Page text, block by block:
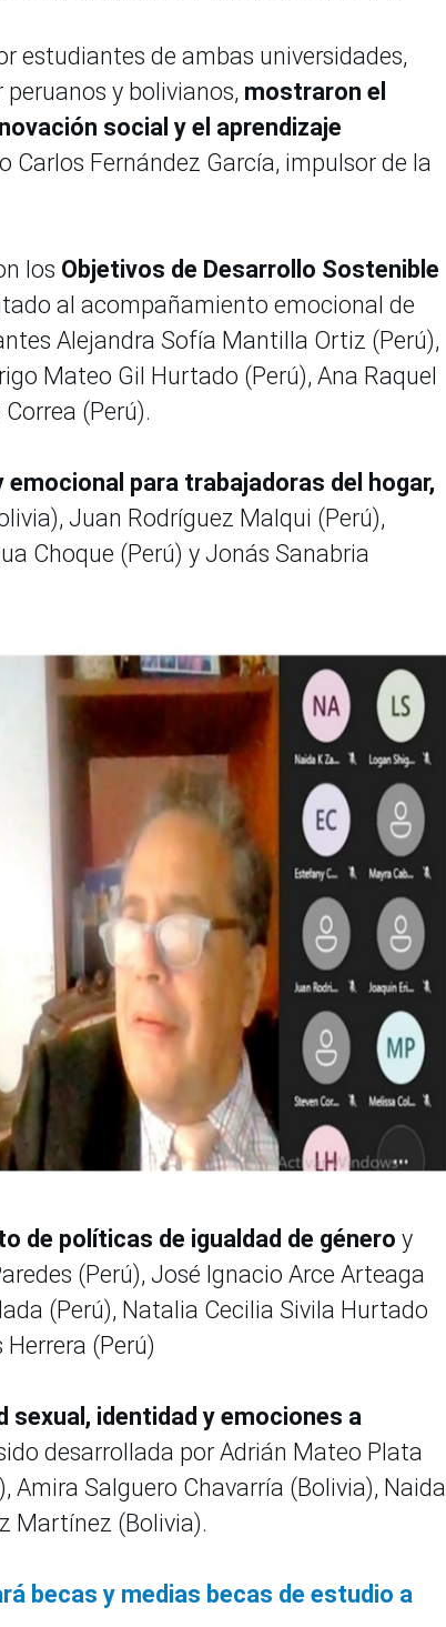
estudiantes de ambas universidades,
y bolivianos, mostraron el
social y el aprendizaje
Carlos Fernández García, impulsor de la
los Objetivos de Desarrollo Sostenible
al acompañamiento emocional de
Alejandra Sofía Mantilla Ortiz (Perú),
Mateo Gil Hurtado (Perú), Ana Raquel
(Perú).
emocional para trabajadoras del hogar,
Juan Rodríguez Malqui (Perú),
Choque (Perú) y Jonás Sanabria
de políticas de igualdad de género y
(Perú), José Ignacio Arce Arteaga
(Perú), Natalia Cecilia Sivila Hurtado
(Perú)
sexual, identidad y emociones a
desarrollada por Adrián Mateo Plata
Amira Salguero Chavarría (Bolivia), Naida
Martínez (Bolivia).
becas y medias becas de estudio a